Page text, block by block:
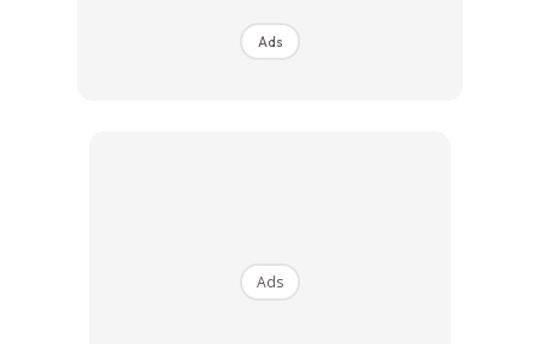
Ads
Ads